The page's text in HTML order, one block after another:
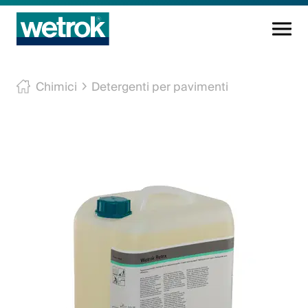
Prodotti di pulizia
Conoscenza
Chimici Detergenti per pavimenti